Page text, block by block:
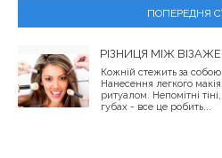
ПОПЕРЕДНЯ
РІЗНИЦЯ МІЖ
Кожній стежить за
Нанесення легкого
ритуалом. Непомітні
губах - все це робить...